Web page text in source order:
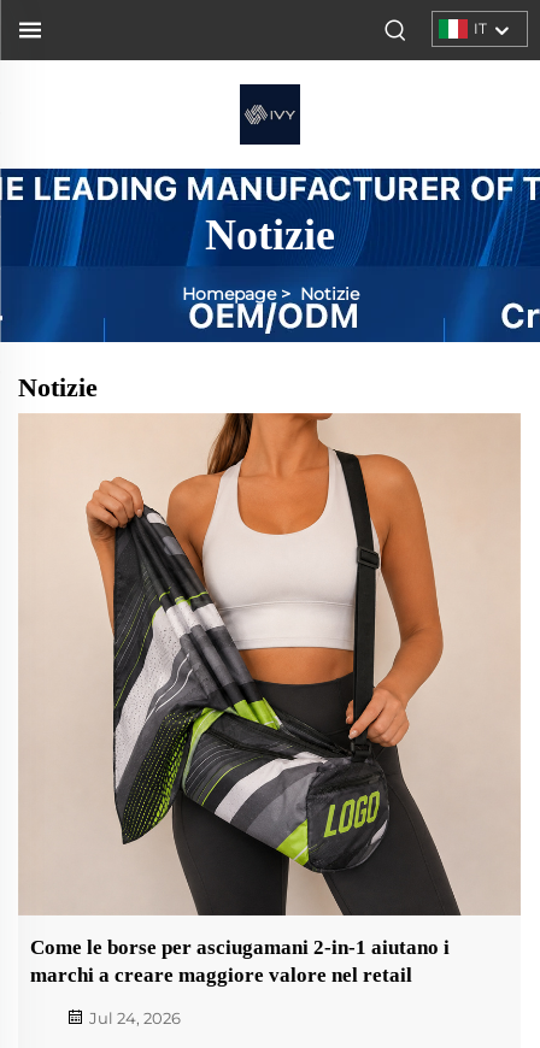
IT
Notizie
Homepage> Notizie
Notizie
Come le borse per asciugamani 2-in-1 aiutano i
marchi a creare maggiore valore nel retail
Jul 24, 2026